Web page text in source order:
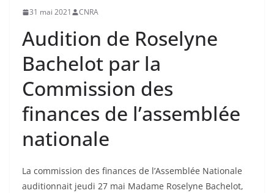
31 mai 2021 CNRA
Audition de Roselyne
Bachelot par la
Commission des
finances de l’assemblée
nationale
La commission des finances de l’Assemblée Nationale
auditionnait jeudi 27 mai Madame Roselyne Bachelot,